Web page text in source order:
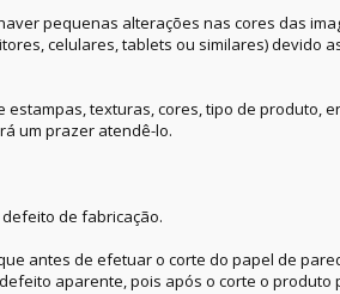
pequenas alterações nas cores das
celulares, tablets ou similares) devido
estampas, texturas, cores, tipo de produto,
um prazer atendê-lo.
de fabricação.
antes de efetuar o corte do papel de
aparente, pois após o corte o produto